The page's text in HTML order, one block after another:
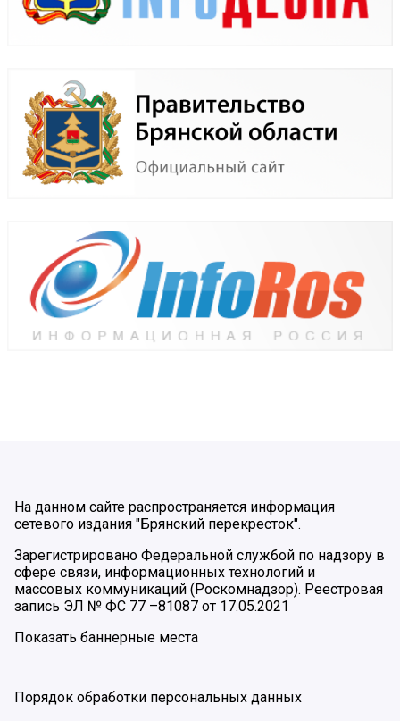
На данном сайте распространяется информация
сетевого издания "Брянский перекресток".
Зарегистрировано Федеральной службой по надзору в
сфере связи, информационных технологий и
массовых коммуникаций (Роскомнадзор). Реестровая
запись ЭЛ № ФС 77 –81087 от 17.05.2021
Показать баннерные места
Порядок обработки персональных данных